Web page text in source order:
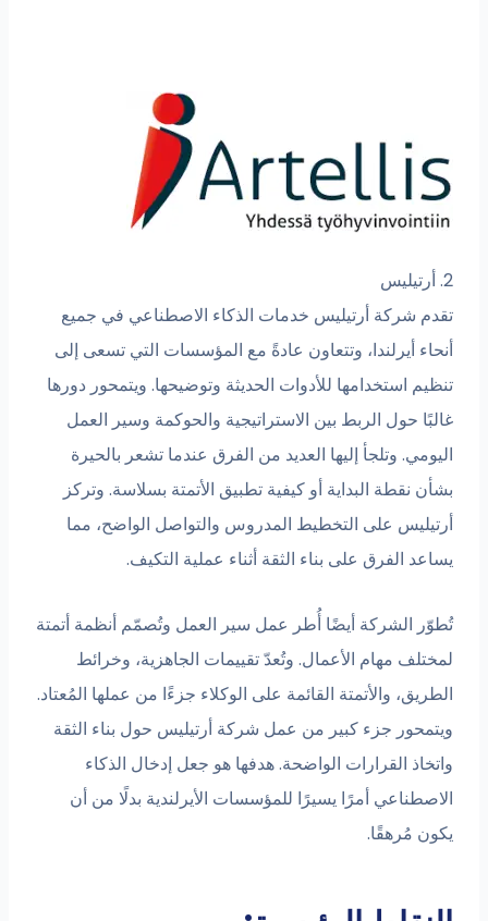
2. أرتيليس
تقدم شركة أرتيليس خدمات الذكاء الاصطناعي في جميع
أنحاء أيرلندا، وتتعاون عادةً مع المؤسسات التي تسعى إلى
تنظيم استخدامها للأدوات الحديثة وتوضيحها. ويتمحور دورها
غالبًا حول الربط بين الاستراتيجية والحوكمة وسير العمل
اليومي. وتلجأ إليها العديد من الفرق عندما تشعر بالحيرة
بشأن نقطة البداية أو كيفية تطبيق الأتمتة بسلاسة. وتركز
أرتيليس على التخطيط المدروس والتواصل الواضح، مما
يساعد الفرق على بناء الثقة أثناء عملية التكيف.
تُطوّر الشركة أيضًا أُطر عمل سير العمل وتُصمّم أنظمة أتمتة
لمختلف مهام الأعمال. وتُعدّ تقييمات الجاهزية، وخرائط
الطريق، والأتمتة القائمة على الوكلاء جزءًا من عملها المُعتاد.
ويتمحور جزء كبير من عمل شركة أرتيليس حول بناء الثقة
واتخاذ القرارات الواضحة. هدفها هو جعل إدخال الذكاء
الاصطناعي أمرًا يسيرًا للمؤسسات الأيرلندية بدلًا من أن
يكون مُرهقًا.